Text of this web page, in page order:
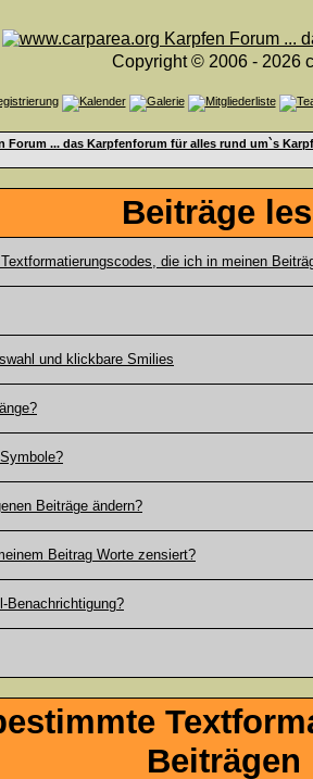
Copyright © 2006 - 2026
Forum ... das Karpfenforum für alles rund um`s
Beiträge
die ich in meinen
und klickbare Smilies
Beiträge ändern?
Beitrag Worte zensiert?
Benachrichtigung?
Beiträgen